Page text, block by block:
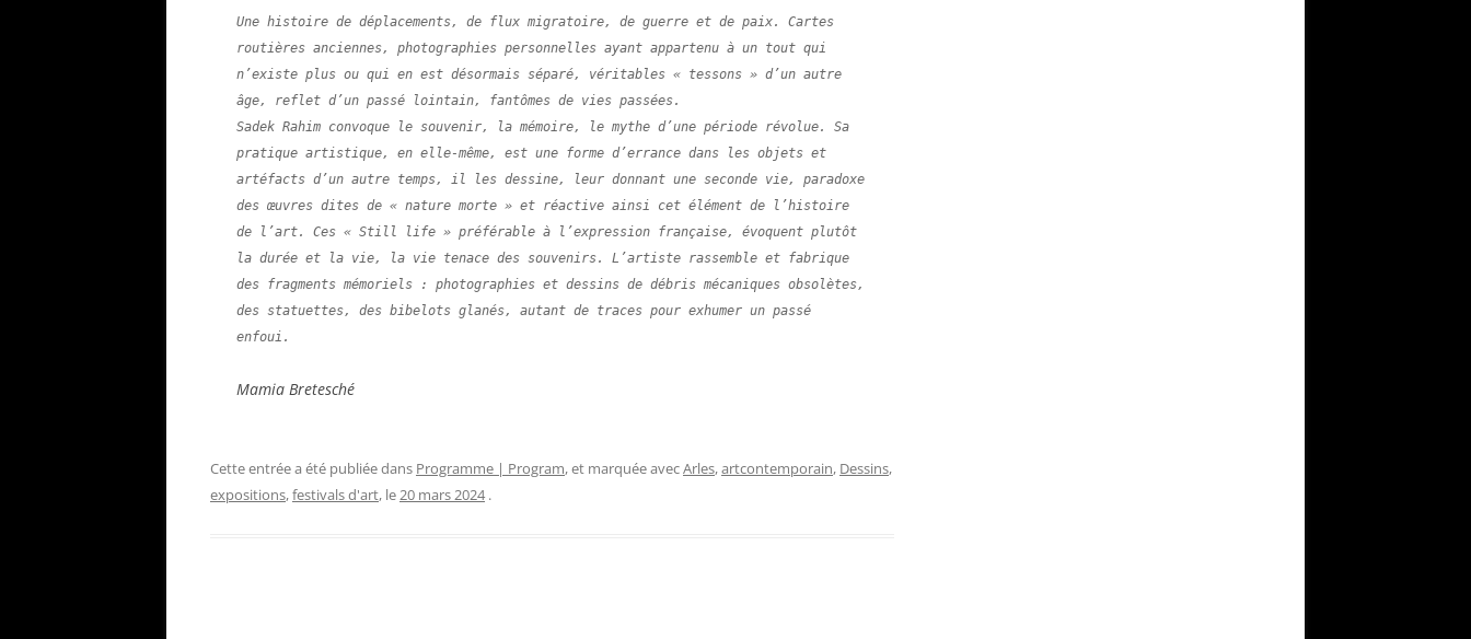
Une histoire de déplacements, de flux migratoire, de guerre et de paix. Cartes
routières anciennes, photographies personnelles ayant appartenu à un tout qui
n’existe plus ou qui en est désormais séparé, véritables « tessons » d’un autre
âge, reflet d’un passé lointain, fantômes de vies passées.
Sadek Rahim convoque le souvenir, la mémoire, le mythe d’une période révolue. Sa
pratique artistique, en elle-même, est une forme d’errance dans les objets et
artéfacts d’un autre temps, il les dessine, leur donnant une seconde vie, paradoxe
des œuvres dites de « nature morte » et réactive ainsi cet élément de l’histoire
de l’art. Ces « Still life » préférable à l’expression française, évoquent plutôt
la durée et la vie, la vie tenace des souvenirs. L’artiste rassemble et fabrique
des fragments mémoriels : photographies et dessins de débris mécaniques obsolètes,
des statuettes, des bibelots glanés, autant de traces pour exhumer un passé
enfoui.
Mamia Bretesché
Cette entrée a été publiée dans Programme | Program, et marquée avecArles,artcontemporain, Dessins,
expositions,festivals d'art, le20 mars 2024 .